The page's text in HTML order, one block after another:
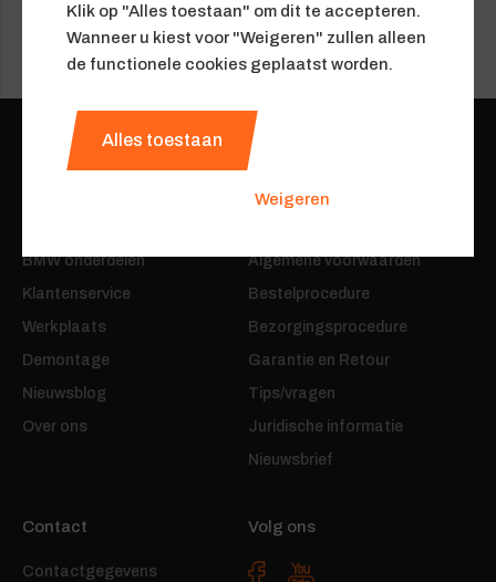
Klik op "Alles toestaan" om dit te accepteren.
Wanneer u kiest voor "Weigeren" zullen alleen
de functionele cookies geplaatst worden.
Alles toestaan
Weigeren
Er zijn geen producten gevonden voor de opgegeven
06-24482850
BMW onderdelen
Klantenservice
Werkplaats
Demontage
Nieuwsblog
Over ons
Algemene voorwaarden
Bestelprocedure
Bezorgingsprocedure
Garantie en Retour
Tips/vragen
Juridische informatie
Nieuwsbrief
Contact
Contactgegevens
Volg ons